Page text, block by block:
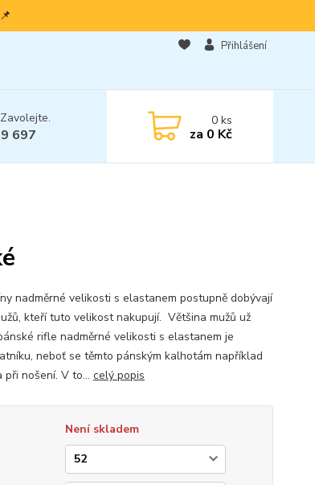
Přihlášení
697
0ks
za 0 Kč
nadměrné velikosti s elastanem postupně dobývají
kteří tuto velikost nakupují. Většina mužů už
rifle nadměrné velikosti s elastanem je
neboť se těmto pánským kalhotám například
nošení. V to... celý popis
Není skladem